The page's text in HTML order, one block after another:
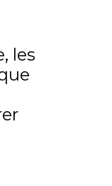
les